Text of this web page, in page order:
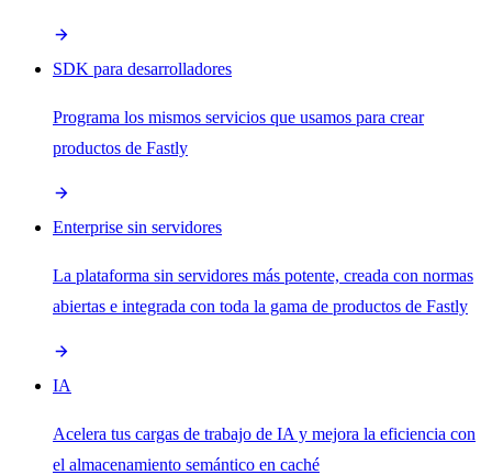
SDK para desarrolladores
Programa los mismos servicios que usamos para crear
productos de Fastly
Enterprise sin servidores
La plataforma sin servidores más potente, creada con normas
abiertas e integrada con toda la gama de productos de Fastly
IA
Acelera tus cargas de trabajo de IA y mejora la eficiencia con
el almacenamiento semántico en caché